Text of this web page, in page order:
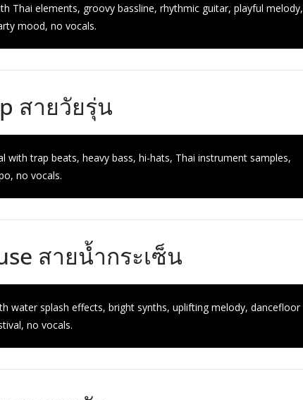
Thai elements, groovy bassline, rhythmic guitar, playful melody,
mood, no vocals.
สายวัยรุ่น
with trap beats, heavy bass, hi-hats, Thai instrument samples,
no vocals.
สายน้ำกระเซ็น
water splash effects, bright synths, uplifting melody, dancefloor
no vocals.